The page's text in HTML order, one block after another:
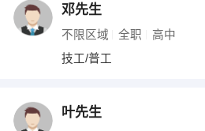
其他职位
邓先生
不限区域 全职 高中
技工/普工
叶先生